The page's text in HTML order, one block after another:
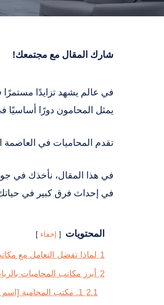
شارك المقال مع مجتمعك!
في عالم يشهد تزايدًا مستمرًا
يمثل المحامون دورًا أساسيًا
تقدم المحاميات في العاصمة
في هذا المقال، نأخذك في
في إحداث فرق كبير في حياتك
المحتويات إخفاء
1 لماذا تفضل التعامل مع
2
أبرز مكاتب المحاميات
2.1 1. مكتب المحامية [اسم المكتب الأول]